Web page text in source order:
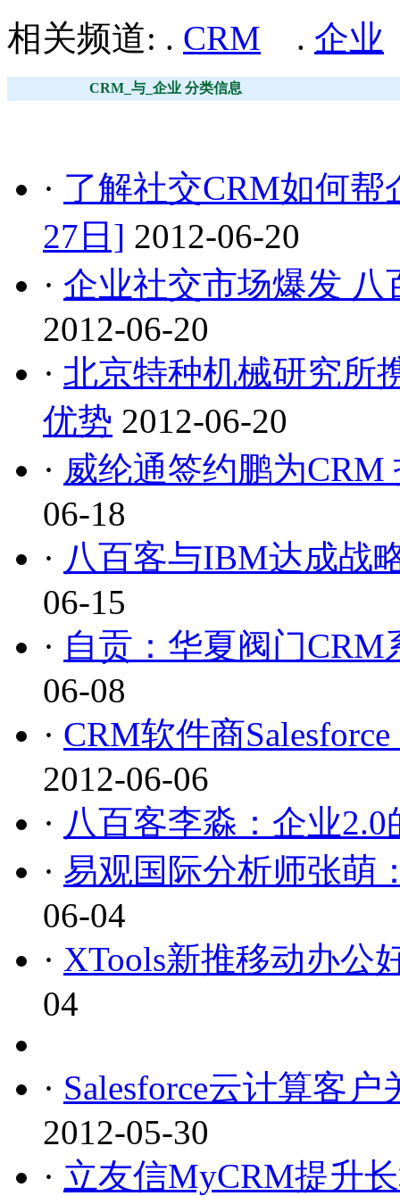
相关频道: . CRM . 企业
CRM_与_企业 分类信息
· 了解社交CRM如何
27日] 2012-06-20
· 企业社交市场爆发 八
2012-06-20
· 北京特种机械研究所
优势 2012-06-20
· 威纶通签约鹏为
06-18
· 八百客与IBM达成战
06-15
· 自贡：华夏阀门
06-08
· CRM软件商
2012-06-06
· 八百客李淼：企业
· 易观国际分析师张萌
06-04
· XTools新推移动办公
04
· Salesforce云计算客
2012-05-30
· 立友信MyCRM提升